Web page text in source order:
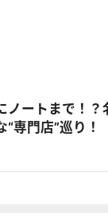
ノートまで！？
“専門店”巡り！